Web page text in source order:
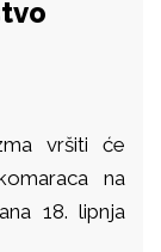
vršiti će
na
18. lipnja